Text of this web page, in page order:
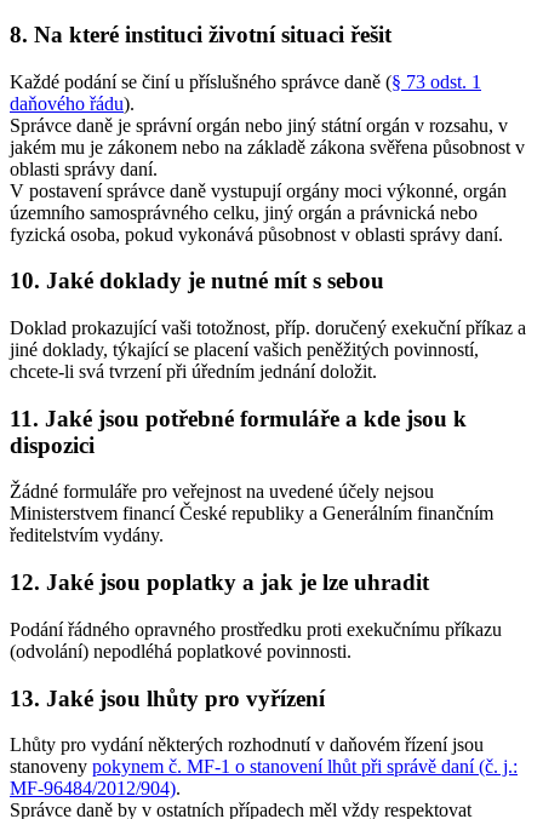
8. Na které instituci životní situaci řešit
Každé podání se činí u příslušného správce daně (§ 73 odst. 1
daňového řádu).
Správce daně je správní orgán nebo jiný státní orgán v rozsahu, v
jakém mu je zákonem nebo na základě zákona svěřena působnost v
oblasti správy daní.
V postavení správce daně vystupují orgány moci výkonné, orgán
územního samosprávného celku, jiný orgán a právnická nebo
fyzická osoba, pokud vykonává působnost v oblasti správy daní.
10. Jaké doklady je nutné mít s sebou
Doklad prokazující vaši totožnost, příp. doručený exekuční příkaz a
jiné doklady, týkající se placení vašich peněžitých povinností,
chcete-li svá tvrzení při úředním jednání doložit.
11. Jaké jsou potřebné formuláře a kde jsou k
dispozici
Žádné formuláře pro veřejnost na uvedené účely nejsou
Ministerstvem financí České republiky a Generálním finančním
ředitelstvím vydány.
12. Jaké jsou poplatky a jak je lze uhradit
Podání řádného opravného prostředku proti exekučnímu příkazu
(odvolání) nepodléhá poplatkové povinnosti.
13. Jaké jsou lhůty pro vyřízení
Lhůty pro vydání některých rozhodnutí v daňovém řízení jsou
stanoveny pokynem č. MF-1 o stanovení lhůt při správě daní (č. j.:
MF-96484/2012/904).
Správce daně by v ostatních případech měl vždy respektovat